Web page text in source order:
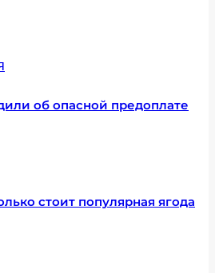
об опасной предоплате
стоит популярная ягода